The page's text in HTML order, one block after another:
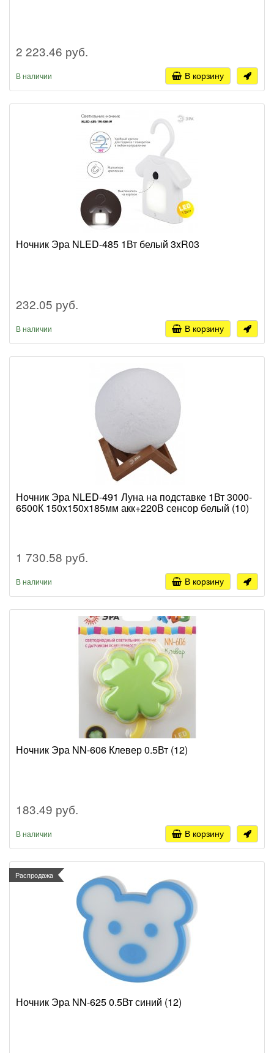
2 223.46 руб.
В наличии В корзину
Ночник Эра NLED-485 1Вт белый 3xR03
232.05 руб.
В наличии В корзину
Ночник Эра NLED-491 Луна на подставке 1Вт 3000-
6500К 150х150х185мм акк+220В сенсор белый (10)
1 730.58 руб.
В наличии В корзину
Ночник Эра NN-606 Клевер 0.5Вт (12)
183.49 руб.
В наличии В корзину
Распродажа
Ночник Эра NN-625 0.5Вт синий (12)